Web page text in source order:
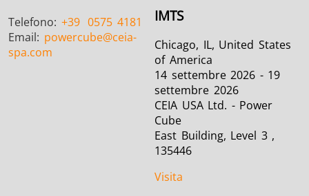
Telefono: +39 0575 4181
Email: powercube@ceia-
spa.com
IMTS
Chicago, IL, United States
of America
14 settembre 2026 - 19
settembre 2026
CEIA USA Ltd. - Power
Cube
East Building, Level 3 ,
135446
Visita